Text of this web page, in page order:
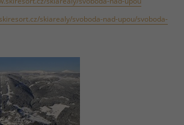
skiarealy/svoboda-nad-upou/svoboda-